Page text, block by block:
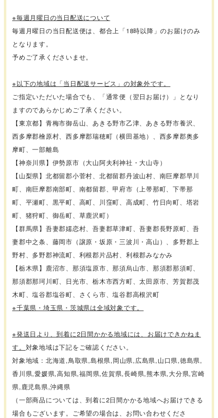
※毎週月曜日の当日配送について
毎週月曜日の当日配送便は、都合上「18時以降」のお届けのみ
となります。
予めご了承くださいませ。
※以下の地域は「当日配送サービス」の対象外です。
ご指定いただいた場合でも、「通常便（翌日お届け）」となり
ますのであらかじめご了承ください。
【東京都】青梅市御岳山、あきる野市乙津、あきる野市養沢、
西多摩郡檜原村、西多摩郡瑞穂町（横田基地）、西多摩郡奥多
摩町、一部離島
【神奈川県】伊勢原市（大山阿夫利神社・大山寺）
【山梨県】北都留郡小菅村、北都留郡丹波山村、南巨摩郡早川
町、南巨摩郡南部町、南都留郡、甲府市（上帯那町、下帯那
町、平瀬町、黒平町、高町、川窪町、高成町、竹日向町、塔岩
町、猪狩町、御岳町、草鹿沢町）
【群馬県】吾妻郡嬬恋村、吾妻郡草津町、吾妻郡長野原町、吾
妻郡中之条、藤岡市（譲原・坂原・三波川・高山）、多野郡上
野村、多野郡神流町、利根郡片品村、利根郡みなかみ
【栃木県】鹿沼市、那須塩原市、那須烏山市、那須郡那須町、
那須郡那珂川町、日光市、栃木市西方町、太田原市、芳賀郡茂
木町、塩谷郡塩谷町、さくら市、塩谷郡高根沢町
※千葉県・埼玉県・茨城県は全域対象です。
※発送日より、到着に2日間かかる地域には、お届けできかねま
す。 対象地域は下記をご確認ください。
対象地域：北海道,鳥取県,島根県,岡山県,広島県,山口県,徳島県,
香川県,愛媛県,高知県,福岡県,佐賀県,長崎県,熊本県,大分県,宮崎
県,鹿児島県,沖縄県
（一部商品については、到着に2日間かかる地域へお届けできる
場合もございます。ご希望の場合は、お問い合わせくださ